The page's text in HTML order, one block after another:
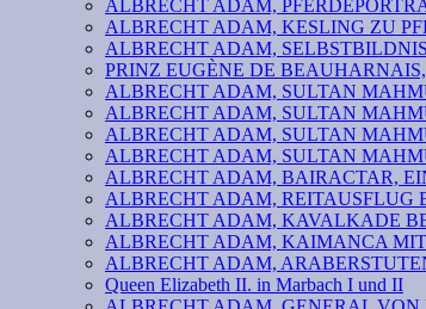
ALBRECHT ADAM,
ALBRECHT ADAM, KESLING ZU
ALBRECHT ADAM,
PRINZ EUGÈNE DE
ALBRECHT ADAM, SULTAN
ALBRECHT ADAM, SULTAN
ALBRECHT ADAM, SULTAN
ALBRECHT ADAM, SULTAN
ALBRECHT ADAM, BAIRACTAR,
ALBRECHT ADAM, REITAUSFLUG
ALBRECHT ADAM, KAVALKADE
ALBRECHT ADAM, KAIMANCA MIT
ALBRECHT ADAM,
Queen Elizabeth II. in Marbach I und II